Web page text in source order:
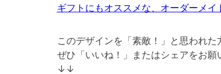
ギフトにもオススメな、オーダーメイ
このデザインを「素敵！」と思われた
ぜひ「いいね！」またはシェアをお願
↓↓